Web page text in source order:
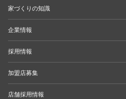
家づくりの知識
企業情報
採用情報
加盟店募集
店舗採用情報